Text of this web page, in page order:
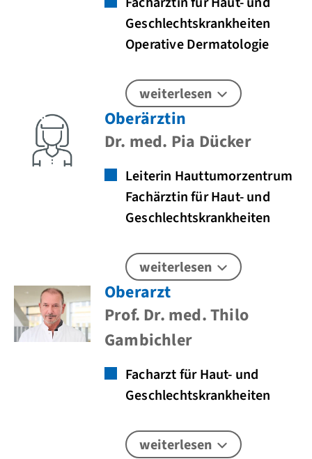
Geschlechtskrankheiten
Operative Dermatologie
weiterlesen
Oberärztin
Dr. med. Pia Dücker
Leiterin Hauttumorzentrum
Fachärztin für Haut- und
Geschlechtskrankheiten
weiterlesen
Oberarzt
Prof. Dr. med. Thilo
Gambichler
Facharzt für Haut- und
Geschlechtskrankheiten
weiterlesen